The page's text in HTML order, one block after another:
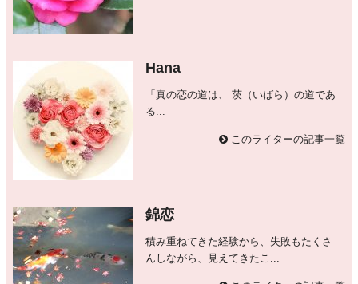
Hana
「真の恋の道は、 茨（いばら）の道であ
る...
このライターの記事一覧
錦恋
積み重ねてきた経験から、失敗もたくさ
んしながら、見えてきたこ...